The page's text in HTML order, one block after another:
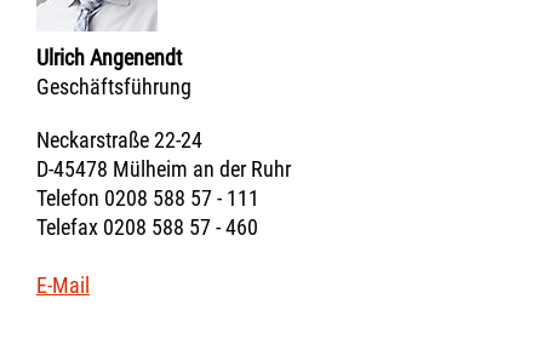
Ulrich Angenendt
Geschäftsführung
Neckarstraße 22-24
D-45478 Mülheim an der Ruhr
Telefon 0208 588 57 - 111
Telefax 0208 588 57 - 460
E-Mail